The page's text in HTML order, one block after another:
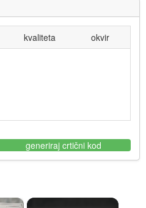
kvaliteta okvir
generiraj crtični kod
×